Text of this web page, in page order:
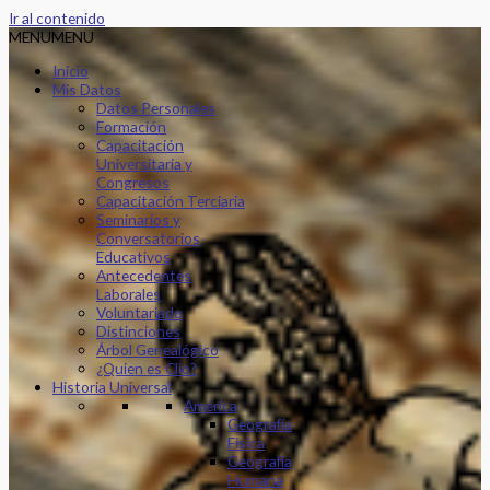
Ir al contenido
MENUMENU
Inicio
Mis Datos
Datos Personales
Formación
Capacitación
Universitaria y
Congresos
Capacitación Terciaria
Seminarios y
Conversatorios
Educativos
Antecedentes
Laborales
Voluntariado
Distinciones
Árbol Genealógico
¿Quien es Clio?
Historia Universal
América
Geografía
Física
Geografía
Humana